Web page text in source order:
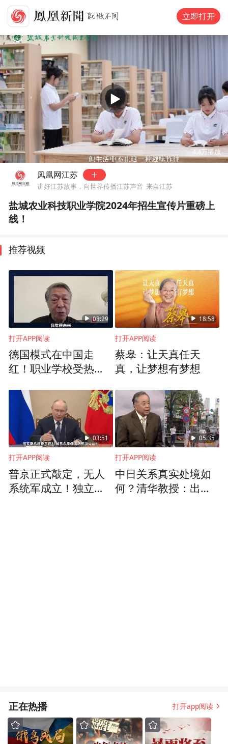
立即打开
00:00 04:25
4.4万播放
凤凰网江苏
讲好江苏故事，向世界传播江苏声音 来自江苏
盐城农业科技职业学院2024年招生宣传片重磅上
线！
推荐视频
03:29
打开APP阅读
德国模式在中国走
红！职业学校受热
牌大学
18:58
打开APP阅读
蔡皋：让天真任天
真，让梦想有梦想
03:51
打开APP阅读
普京正式敲定，无人
系统军成立！独立于
05:35
打开APP阅读
中日关系真实处境如
何？清华教授：出现
正在热播 打开app阅读